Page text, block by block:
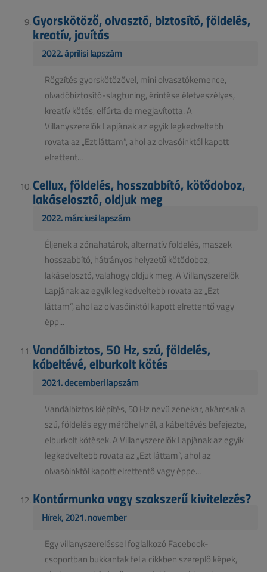
Gyorskötöző, olvasztó, biztosító, földelés,
kreatív, javítás
2022. áprilisi lapszám
Rögzítés gyorskötözővel, mini olvasztókemence,
olvadóbiztosító-slagtuning, érintése életveszélyes,
kreatív kötés, elfúrta de megjavította. A
Villanyszerelők Lapjának az egyik legkedveltebb
rovata az „Ezt láttam”, ahol az olvasóinktól kapott
elrettent...
Cellux, földelés, hosszabbító, kötődoboz,
lakáselosztó, oldjuk meg
2022. márciusi lapszám
Éljenek a zónahatárok, alternatív földelés, maszek
hosszabbító, hátrányos helyzetű kötődoboz,
lakáselosztó, valahogy oldjuk meg. A Villanyszerelők
Lapjának az egyik legkedveltebb rovata az „Ezt
láttam”, ahol az olvasóinktól kapott elrettentő vagy
épp...
Vandálbiztos, 50 Hz, szú, földelés,
kábeltévé, elburkolt kötés
2021. decemberi lapszám
Vandálbiztos kiépítés, 50 Hz nevű zenekar, akárcsak a
szú, földelés egy mérőhelynél, a kábeltévés befejezte,
elburkolt kötések. A Villanyszerelők Lapjának az egyik
legkedveltebb rovata az „Ezt láttam”, ahol az
olvasóinktól kapott elrettentő vagy éppe...
Kontármunka vagy szakszerű kivitelezés?
Hírek, 2021. november
Egy villanyszereléssel foglalkozó Facebook-
csoportban bukkantak fel a cikkben szereplő képek,